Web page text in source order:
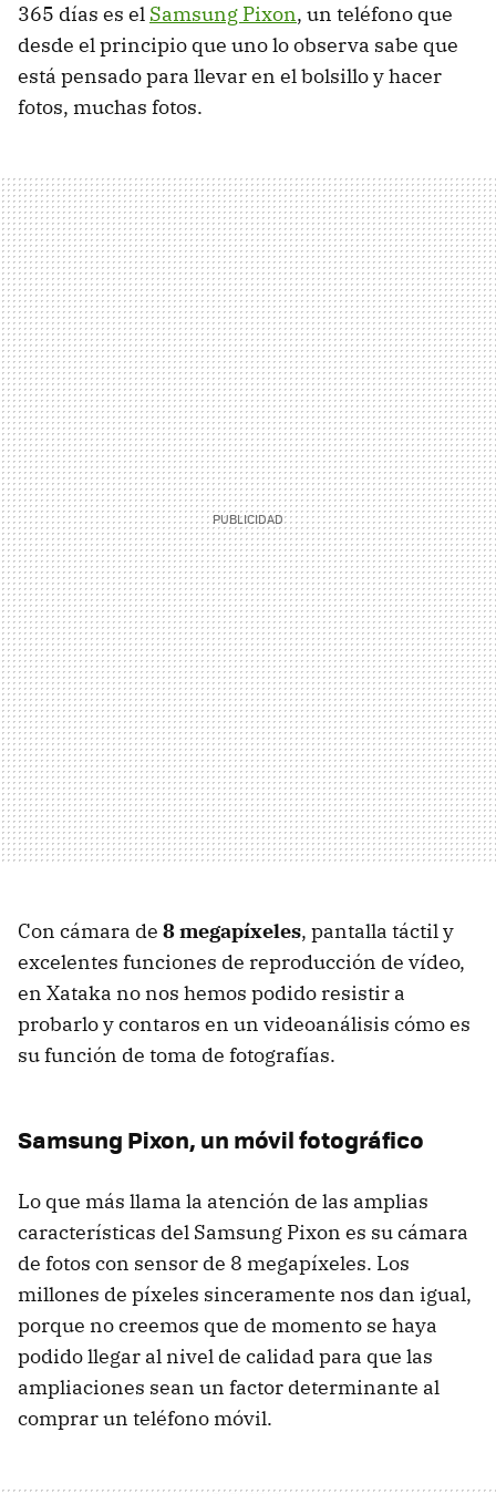
365 días es el Samsung Pixon, un teléfono que
desde el principio que uno lo observa sabe que
está pensado para llevar en el bolsillo y hacer
fotos, muchas fotos.
Con cámara de 8 megapíxeles, pantalla táctil y
excelentes funciones de reproducción de vídeo,
en Xataka no nos hemos podido resistir a
probarlo y contaros en un videoanálisis cómo es
su función de toma de fotografías.
Samsung Pixon, un móvil fotográfico
Lo que más llama la atención de las amplias
características del Samsung Pixon es su cámara
de fotos con sensor de 8 megapíxeles. Los
millones de píxeles sinceramente nos dan igual,
porque no creemos que de momento se haya
podido llegar al nivel de calidad para que las
ampliaciones sean un factor determinante al
comprar un teléfono móvil.